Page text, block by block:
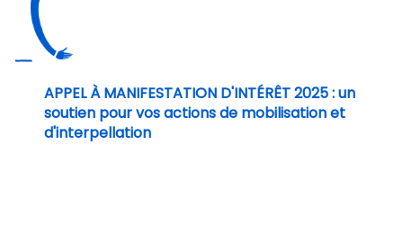
APPEL À MANIFESTATION D'INTÉRÊT 2025 : un
soutien pour vos actions de mobilisation et
d'interpellation